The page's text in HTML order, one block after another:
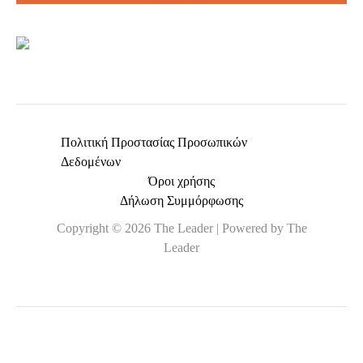
Πολιτική Προστασίας Προσωπικών
Δεδομένων
Όροι χρήσης
Δήλωση Συμμόρφωσης
Copyright © 2026 The Leader | Powered by The
Leader